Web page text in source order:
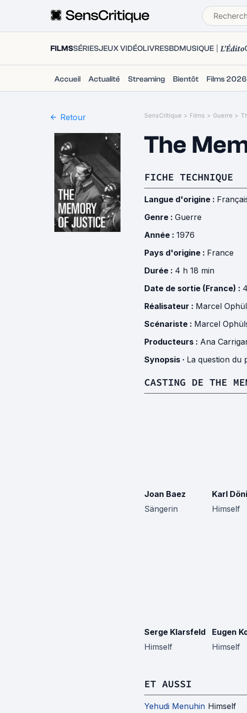
FILMSSÉRIESJEUX VIDÉOLIVRESBDMUSIQUE L'Édito
Accueil Actualité Streaming Bientôt Films 2026
Retour SensCritique > Films > Guerre >
The
FICHE TECHNIQUE
Langue d'origine :
Genre : Guerre
Année : 1976
Pays d'origine : France
Durée : 4 h 18 min
Date de sortie (France) :
Réalisateur : Marcel
Scénariste : Marcel
Producteurs : Ana
Synopsis · La question du
CASTING DE THE
Joan Baez
Sängerin
Karl
Himself
Serge Klarsfeld
Himself
Eugen
Himself
ET AUSSI
Yehudi Menuhin Himself